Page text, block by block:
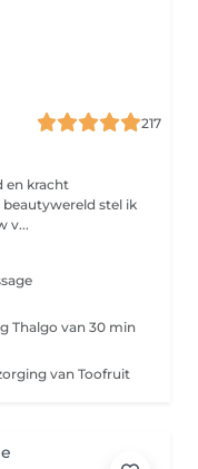
217
en kracht
v...
Thalgo van 30 min
van Toofruit